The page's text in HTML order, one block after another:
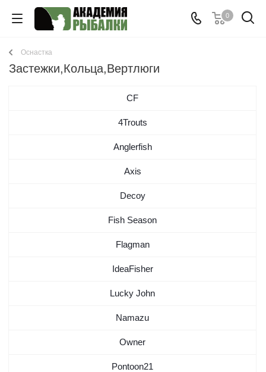
0
Оснастка
Застежки,Кольца,Вертлюги
CF
4Trouts
Anglerfish
Axis
Decoy
Fish Season
Flagman
IdeaFisher
Lucky John
Namazu
Owner
Pontoon21